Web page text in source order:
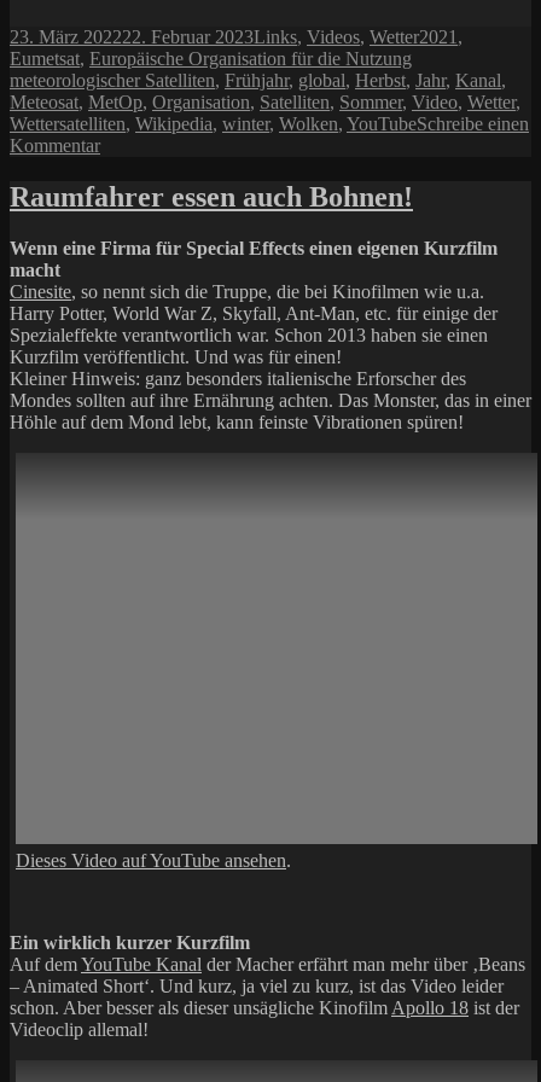
Veröffentlicht
am
23. März 202222. Februar 2023Kategorien
Links, Videos, WetterSchlagwörter
2021,
Eumetsat, Europäische Organisation für die Nutzung
meteorologischer Satelliten, Frühjahr, global, Herbst, Jahr, Kanal,
Meteosat, MetOp, Organisation, Satelliten, Sommer, Video, Wetter,
Wettersatelliten, Wikipedia, winter, Wolken, YouTubeSchreibe einen
Kommentarzu
Wetter
Video
Raumfahrer essen auch Bohnen!
Wenn eine Firma für Special Effects einen eigenen Kurzfilm
macht
Cinesite, so nennt sich die Truppe, die bei Kinofilmen wie u.a.
Harry Potter, World War Z, Skyfall, Ant-Man, etc. für einige der
Spezialeffekte verantwortlich war. Schon 2013 haben sie einen
Kurzfilm veröffentlicht. Und was für einen!
Kleiner Hinweis: ganz besonders italienische Erforscher des
Mondes sollten auf ihre Ernährung achten. Das Monster, das in einer
Höhle auf dem Mond lebt, kann feinste Vibrationen spüren!
Dieses Video auf YouTube ansehen.
Ein wirklich kurzer Kurzfilm
Auf demYouTube Kanal der Macher erfährt man mehr über ‚Beans
– Animated Short‘. Und kurz, ja viel zu kurz, ist das Video leider
schon. Aber besser als dieser unsägliche Kinofilm Apollo 18 ist der
Videoclip allemal!